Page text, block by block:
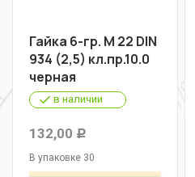
Гайка 6-гр. М 22 DIN
934 (2,5) кл.пр.10.0
черная
в наличии
132,00 Р
В упаковке 30